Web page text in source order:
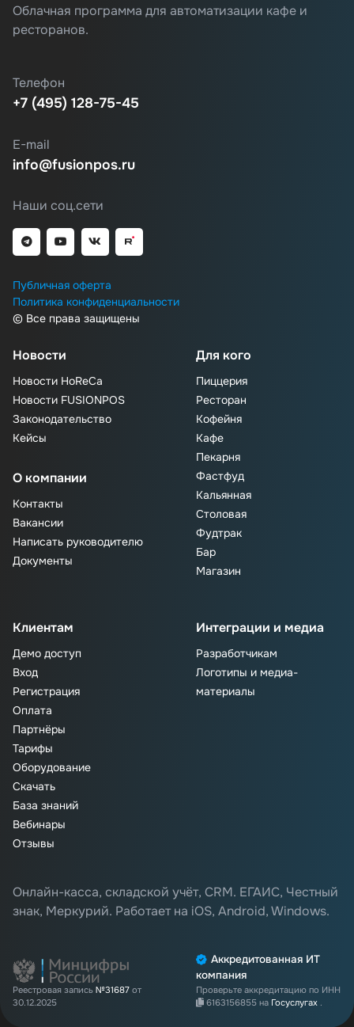
Облачная программа для автоматизации кафе и
ресторанов.
Телефон
+7 (495) 128-75-45
E-mail
info@fusionpos.ru
Наши соц.сети
Публичная оферта
Политика конфиденциальности
© Все права защищены
Новости
Новости HoReCa
Новости FUSIONPOS
Законодательство
Кейсы
О компании
Контакты
Вакансии
Написать руководителю
Документы
Для кого
Пиццерия
Ресторан
Кофейня
Кафе
Пекарня
Фастфуд
Кальянная
Столовая
Фудтрак
Бар
Магазин
Клиентам
Демо доступ
Вход
Регистрация
Оплата
Партнёры
Тарифы
Оборудование
Скачать
База знаний
Вебинары
Отзывы
Интеграции и медиа
Разработчикам
Логотипы и медиа-
материалы
Онлайн-касса, складской учёт, CRM. ЕГАИС, Честный
знак, Меркурий. Работает на iOS, Android, Windows.
Реестровая запись №31687 от
30.12.2025
Аккредитованная ИТ
компания
Проверьте аккредитацию по ИНН
6163156855 на Госуслугах